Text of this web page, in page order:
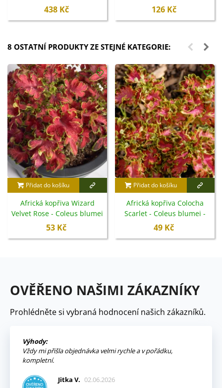
438 Kč 126 Kč
8 OSTATNÍ PRODUKTY ZE STEJNÉ KATEGORIE:
Přidat do košíku
Africká kopřiva Wizard
Velvet Rose - Coleus blumei
- semena - 30 ks
53 Kč
Přidat do košíku
Africká kopřiva Colocha
Scarlet - Coleus blumei -
semena - 30 ks
49 Kč
OVĚŘENO NAŠIMI ZÁKAZNÍKY
Prohlédněte si vybraná hodnocení našich zákazníků.
Výhody:
Vždy mi přišla objednávka velmi rychle a v pořádku,
kompletní.
Jitka V. 02.06.2026